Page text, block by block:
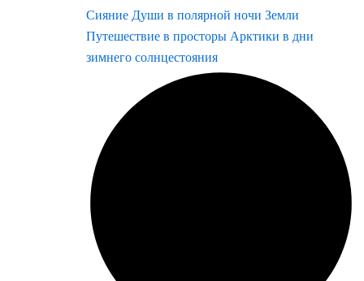
Сияние Души в полярной ночи Земли
Путешествие в просторы Арктики в дни
зимнего солнцестояния